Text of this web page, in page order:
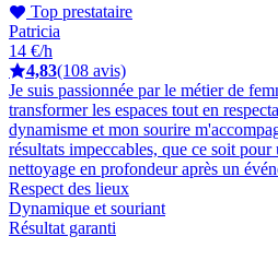
Top prestataire
Patricia
14 €/h
4,83(108 avis)
Je suis passionnée par le métier de
transformer les espaces tout en
dynamisme et mon sourire
résultats impeccables, que ce soit
nettoyage en profondeur après un
Respect des lieux
Dynamique et souriant
Résultat garanti